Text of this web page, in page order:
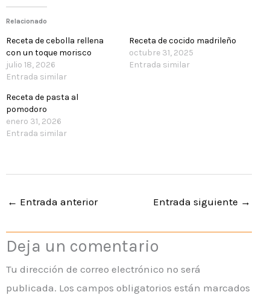
Relacionado
Receta de cebolla rellena
con un toque morisco
julio 18, 2026
Entrada similar
Receta de cocido madrileño
octubre 31, 2025
Entrada similar
Receta de pasta al
pomodoro
enero 31, 2026
Entrada similar
← Entrada anterior Entrada siguiente →
Deja un comentario
Tu dirección de correo electrónico no será
publicada. Los campos obligatorios están marcados